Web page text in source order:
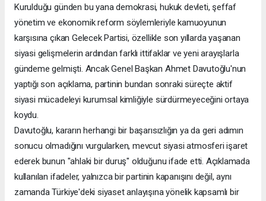
Kurulduğu günden bu yana demokrasi, hukuk devleti, şeffaf
yönetim ve ekonomik reform söylemleriyle kamuoyunun
karşısına çıkan Gelecek Partisi, özellikle son yıllarda yaşanan
siyasi gelişmelerin ardından farklı ittifaklar ve yeni arayışlarla
gündeme gelmişti. Ancak Genel Başkan Ahmet Davutoğlu'nun
yaptığı son açıklama, partinin bundan sonraki süreçte aktif
siyasi mücadeleyi kurumsal kimliğiyle sürdürmeyeceğini ortaya
koydu.
Davutoğlu, kararın herhangi bir başarısızlığın ya da geri adımın
sonucu olmadığını vurgularken, mevcut siyasi atmosferi işaret
ederek bunun "ahlaki bir duruş" olduğunu ifade etti. Açıklamada
kullanılan ifadeler, yalnızca bir partinin kapanışını değil, aynı
zamanda Türkiye'deki siyaset anlayışına yönelik kapsamlı bir